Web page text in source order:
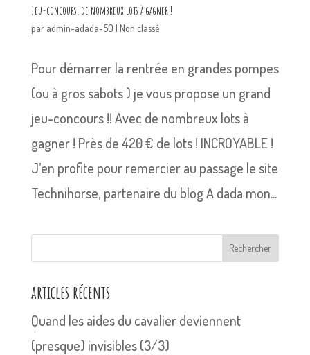
Jeu-concours, de nombreux lots à gagner !
par admin-adada-50 | Non classé
Pour démarrer la rentrée en grandes pompes
(ou à gros sabots ) je vous propose un grand
jeu-concours !! Avec de nombreux lots à
gagner ! Près de 420 € de lots ! INCROYABLE !
J’en profite pour remercier au passage le site
Technihorse, partenaire du blog A dada mon...
Rechercher
articles récents
Quand les aides du cavalier deviennent
(presque) invisibles (3/3)